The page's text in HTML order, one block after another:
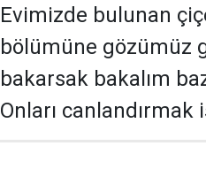
Evimizde bulunan
bölümüne gözümüz
bakarsak bakalım
Onları canlandırmak